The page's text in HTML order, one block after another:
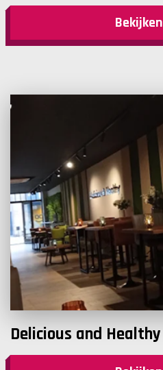
Bekijken
Delicious and Healthy